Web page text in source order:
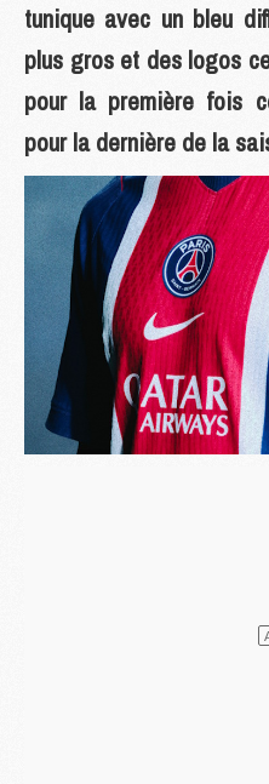
tunique avec un bleu
plus gros et des logos
pour la première fois
pour la dernière de la